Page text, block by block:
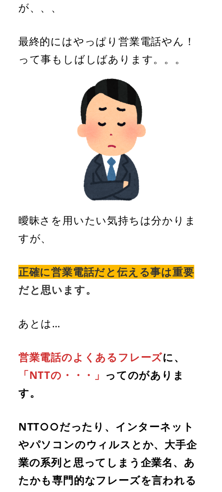
が、、、
最終的にはやっぱり営業電話やん！
って事もしばしばあります。。。
曖昧さを用いたい気持ちは分かりま
すが、
正確に営業電話だと伝える事は重要
だと思います。
あとは…
営業電話のよくあるフレーズに、
「NTTの・・・」 ってのがありま
す。
NTT○○だったり、インターネット
やパソコンのウィルスとか、大手企
業の系列と思ってしまう企業名、あ
たかも専門的なフレーズを言われる